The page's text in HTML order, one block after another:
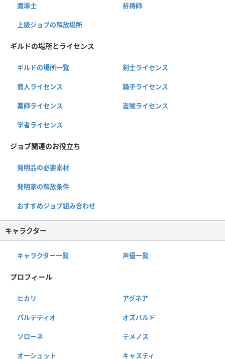
魔導士 祈祷師
上級ジョブの解放場所
ギルドの場所とライセンス
ギルドの場所一覧 剣士ライセンス
商人ライセンス 踊子ライセンス
薬師ライセンス 盗賊ライセンス
学者ライセンス
ジョブ関連のお役立ち
発明品の必要素材
発明家の解放条件
おすすめジョブ組み合わせ
キャラクター
キャラクター一覧 声優一覧
プロフィール
ヒカリ アグネア
パルテティオ オズバルド
ソローネ テメノス
オーシュット キャスティ